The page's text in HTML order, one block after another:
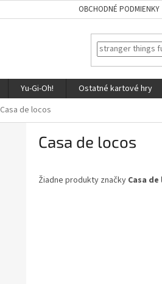
OBCHODNÉ PODMIENKY
Yu-Gi-Oh! Ostatné kartové hry
Casa de locos
Casa de locos
Žiadne produkty značky Casa